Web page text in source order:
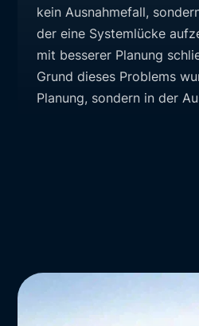
kein Ausnahmefall,
der eine Systemlücke
mit besserer Planung
Grund dieses Problems
Planung, sondern in der